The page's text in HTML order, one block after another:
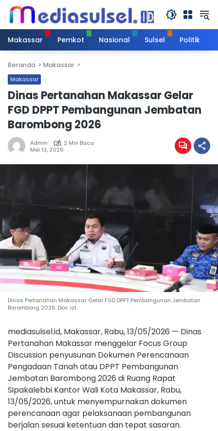
Langsung
konten
Makassar
Pemkot Nasional Sulsel Politik
Beranda Makassar
Makassar
Dinas Pertanahan Makassar Gelar
FGD DPPT Pembangunan Jembatan
Barombong 2026
Admin
2 Min Baca
Mei 13, 2026
Dinas Pertanahan Makassar Gelar FGD DPPT Pembangunan Jembatan
Barombong 2026. Doc ist.
mediasulsel.id, Makassar, Rabu, 13/05/2026 — Dinas
Pertanahan Makassar menggelar Focus Group
Discussion penyusunan Dokumen Perencanaan
Pengadaan Tanah atau DPPT Pembangunan
Jembatan Barombong 2026 di Ruang Rapat
Sipakalebbi Kantor Wali Kota Makassar, Rabu,
13/05/2026, untuk menyempurnakan dokumen
perencanaan agar pelaksanaan pembangunan
berjalan sesuai ketentuan dan tepat sasaran.